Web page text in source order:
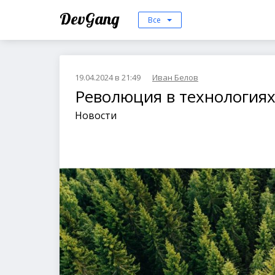
DevGang Все
19.04.2024 в 21:49 Иван Белов
Революция в
Новости